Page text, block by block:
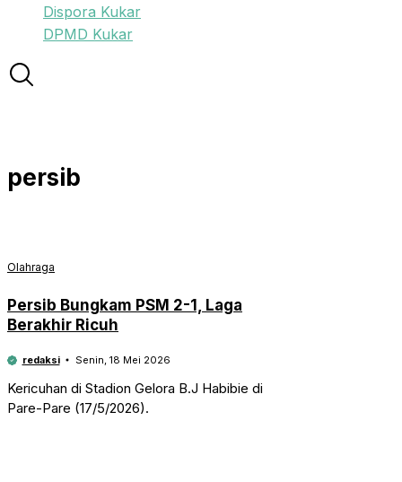
Dispora Kukar
DPMD Kukar
persib
Olahraga
Persib Bungkam PSM 2-1, Laga
Berakhir Ricuh
redaksi Senin, 18 Mei 2026
Kericuhan di Stadion Gelora B.J Habibie di
Pare-Pare (17/5/2026).